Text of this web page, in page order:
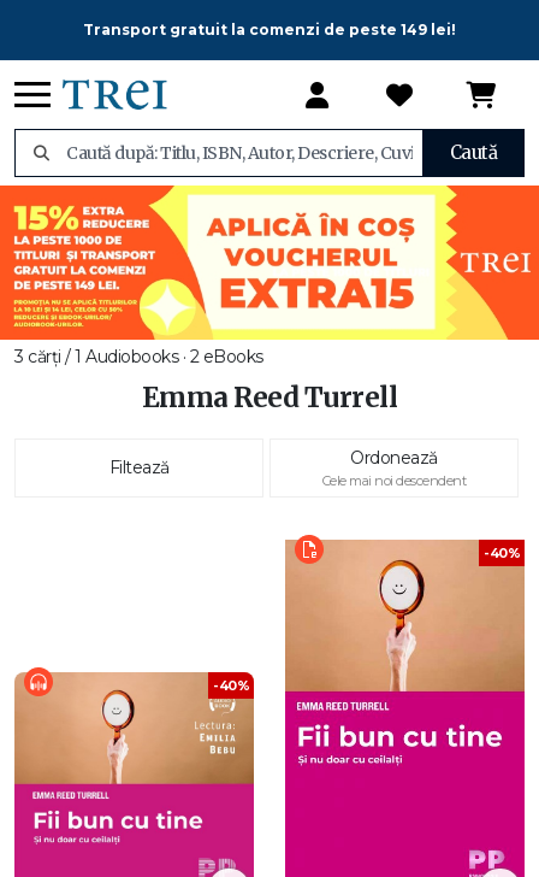
Transport gratuit la comenzi de peste 149 lei!
Caută
3 cărți / 1 Audiobooks · 2 eBooks
Emma Reed Turrell
Filtează Ordonează
Cele mai noi descendent
-40%
-40%